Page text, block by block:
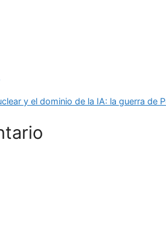
y el dominio de la IA: la guerra de